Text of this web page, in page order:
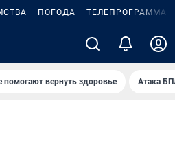
ПОГОДА ТЕЛЕПРОГРАММА
помогают вернуть здоровье Атака